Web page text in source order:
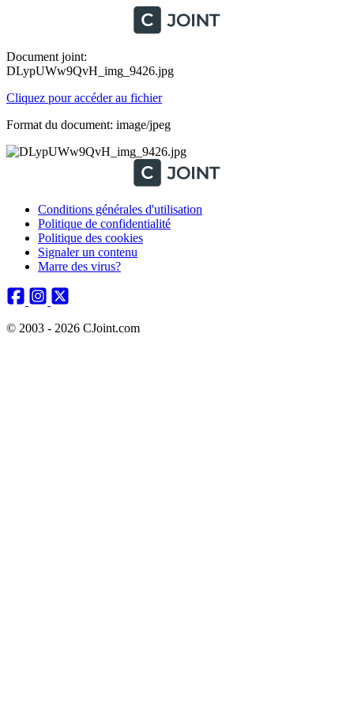
Document joint:
DLypUWw9QvH_img_9426.jpg
Cliquez pour accéder au fichier
Format du document: image/jpeg
Conditions générales d'utilisation
Politique de confidentialité
Politique des cookies
Signaler un contenu
Marre des virus?
© 2003 - 2026 CJoint.com